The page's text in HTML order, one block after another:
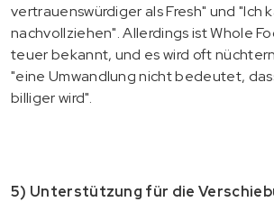
vertrauenswürdiger als Fresh" und "Ich
nachvollziehen". Allerdings ist Whole
teuer bekannt, und es wird oft
"eine Umwandlung nicht bedeutet,
billiger wird".
5) Unterstützung für die